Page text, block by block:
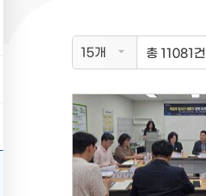
15개 총 11081건